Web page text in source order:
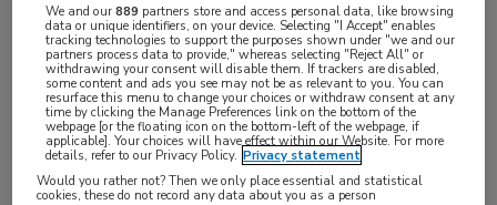
Aandachtsgebieden:
Benigne hematologie
Tags:
caplacizumab,plasmaferese,trombotische
trombocytopenische purpura
We and our889 partners store and access personal data, like browsing
data or unique identifiers, on your device. Selecting "I Accept" enables
tracking technologies to support the purposes shown under "we and our
partners process data to provide," whereas selecting "Reject All" or
withdrawing your consent will disable them. If trackers are disabled,
some content and ads you see may not be as relevant to you. You can
resurface this menu to change your choices or withdraw consent at any
time by clicking the Manage Preferences link on the bottom of the
webpage [or the floating icon on the bottom-left of the webpage, if
applicable]. Your choices will have effect within our Website. For more
details, refer to our Privacy Policy. Privacy statement
Would you rather not? Then we only place essential and statistical
cookies, these do not record any data about you as a person